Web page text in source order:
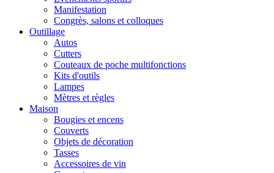
Manifestation
Congrès, salons et colloques
Outillage
Autos
Cutters
Couteaux de poche multifonctions
Kits d'outils
Lampes
Mètres et règles
Maison
Bougies et encens
Couverts
Objets de décoration
Tasses
Accessoires de vin